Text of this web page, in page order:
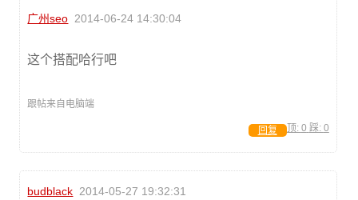
广州seo 2014-06-24 14:30:04
这个搭配哈行吧
跟帖来自电脑端
顶: 0 踩: 0
回复
budblack 2014-05-27 19:32:31